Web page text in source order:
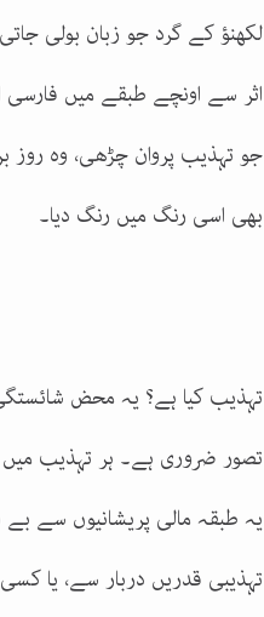
لکھنؤ کے گرد جو زبان بولی
اثر سے اونچے طبقے میں فارسی
جو تہذیب پروان چڑھی، وہ روز
بھی اسی رنگ میں رنگ دیا۔
تہذیب کیا ہے؟ یہ محض
تصور ضروری ہے۔ ہر تہذیب میں
یہ طبقہ مالی پریشانیوں سے بے
تہذیبی قدریں دربار سے، یا